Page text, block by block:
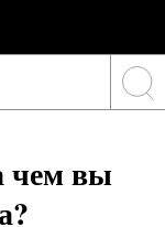
чем вы